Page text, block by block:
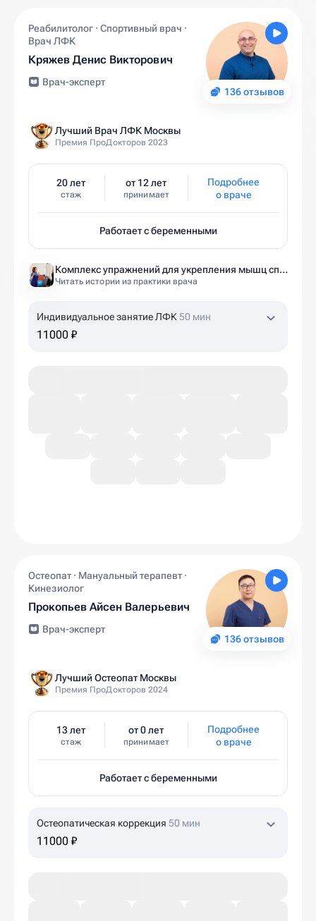
136 отзывов
Реабилитолог · Спортивный врач ·
Врач ЛФК
Кряжев Денис Викторович
Врач-эксперт
Лучший Врач ЛФК Москвы
Премия ПроДокторов 2023
20 лет
стаж
от 12 лет
принимает
Подробнее
о враче
Работает с беременными
Комплекс упражнений для укрепления мышц спины и позвоночника от экспертов Ист Клиники
Читать истории из практики врача
Индивидуальное занятие ЛФК 50 мин
11000 ₽
136 отзывов
Остеопат · Мануальный терапевт ·
Кинезиолог
Прокопьев Айсен Валерьевич
Врач-эксперт
Лучший Остеопат Москвы
Премия ПроДокторов 2024
13 лет
стаж
от 0 лет
принимает
Подробнее
о враче
Работает с беременными
Остеопатическая коррекция 50 мин
11000 ₽